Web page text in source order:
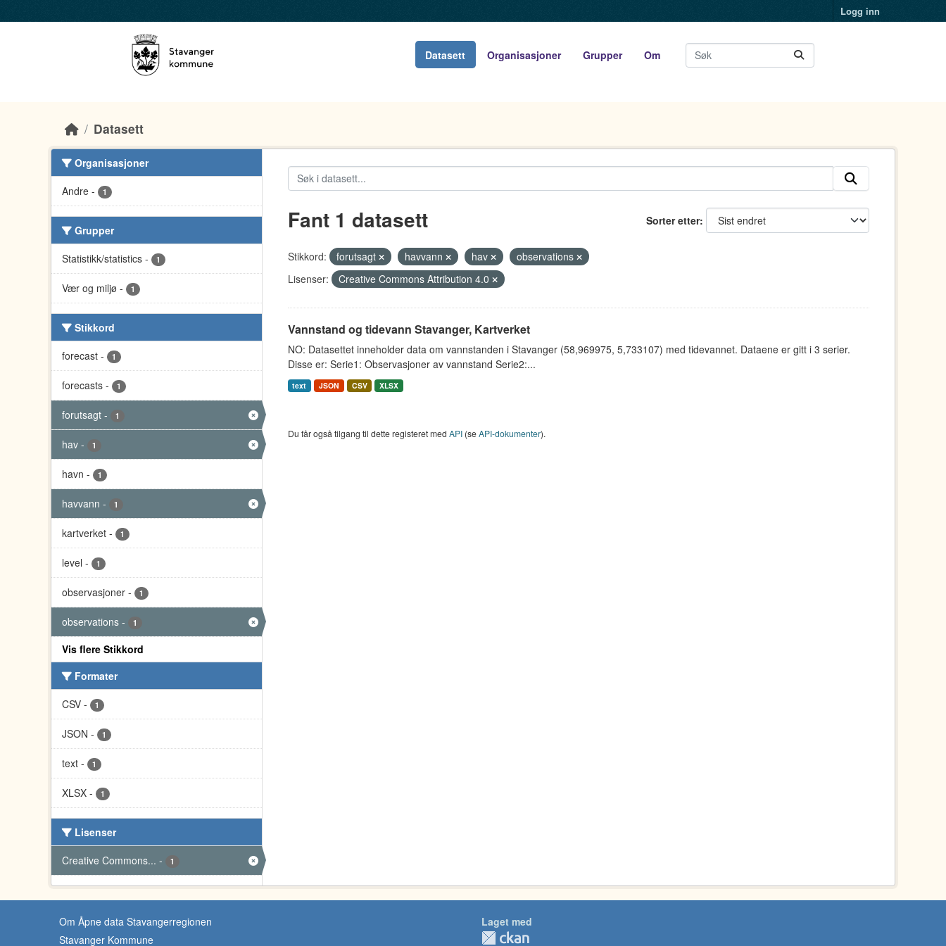
Logg inn
Datasett Organisasjoner Grupper Om
Datasett
Organisasjoner
Andre - 1
Grupper
Statistikk/statistics - 1
Vær og miljø - 1
Stikkord
forecast - 1
forecasts - 1
forutsagt - 1
hav - 1
havn - 1
havvann - 1
kartverket - 1
level - 1
observasjoner - 1
observations - 1
Vis flere Stikkord
Formater
CSV - 1
JSON - 1
text - 1
XLSX - 1
Lisenser
Creative Commons... - 1
Sorter etter
Fant 1 datasett
Stikkord: forutsagt havvann hav
observations
Lisenser:
Creative Commons Attribution 4.0
Vannstand og tidevann Stavanger, Kartverket
NO: Datasettet inneholder data om vannstanden i Stavanger (58,969975, 5,733107) med tidevannet. Dataene er gitt i 3 serier.
Disse er: Serie1: Observasjoner av vannstand Serie2:...
text JSON CSV XLSX
Du får også tilgang til dette registeret med API(seAPI-dokumenter).
Om Åpne data Stavangerregionen
Stavanger Kommune
Laget med